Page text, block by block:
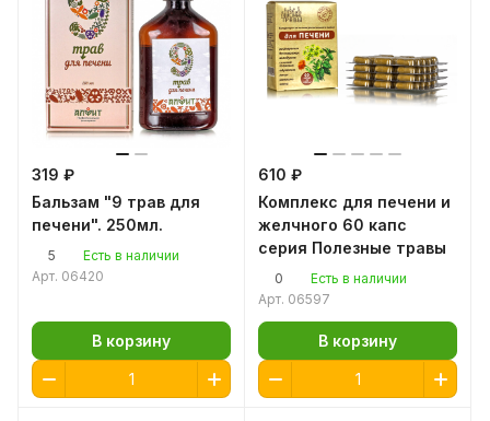
319 ₽
Бальзам "9 трав для
печени". 250мл.
5
Есть в наличии
Арт. 06420
В корзину
610 ₽
Комплекс для печени и
желчного 60 капс
серия Полезные травы
0
Есть в наличии
Арт. 06597
В корзину